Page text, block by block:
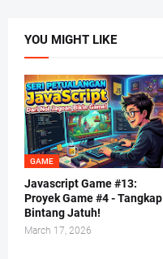
YOU MIGHT LIKE
GAME
Javascript Game #13:
Proyek Game #4 - Tangkap
Bintang Jatuh!
March 17, 2026